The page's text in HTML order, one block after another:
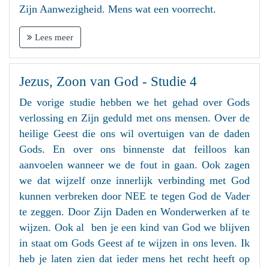
Zijn Aanwezigheid. Mens wat een voorrecht.
Lees meer
Jezus, Zoon van God - Studie 4
De vorige studie hebben we het gehad over Gods
verlossing en Zijn geduld met ons mensen. Over de
heilige Geest die ons wil overtuigen van de daden
Gods. En over ons binnenste dat feilloos kan
aanvoelen wanneer we de fout in gaan. Ook zagen
we dat wijzelf onze innerlijk verbinding met God
kunnen verbreken door NEE te tegen God de Vader
te zeggen. Door Zijn Daden en Wonderwerken af te
wijzen. Ook al ben je een kind van God we blijven
in staat om Gods Geest af te wijzen in ons leven. Ik
heb je laten zien dat ieder mens het recht heeft op